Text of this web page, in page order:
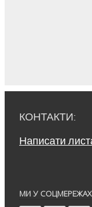
КОНТАКТИ:
Написати
МИ У СОЦМЕРЕЖАХ